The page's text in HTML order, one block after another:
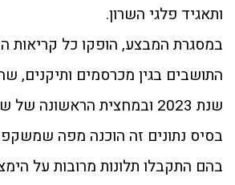
ותאגיד פלגי השרון.
במסגרת המבצע, הופקו כל קריאות
התושבים בגין מכרסמים ותיקנים,
בסיס נתונים זה הוכנה מפה
בהם התקבלו תלונות מרובות על